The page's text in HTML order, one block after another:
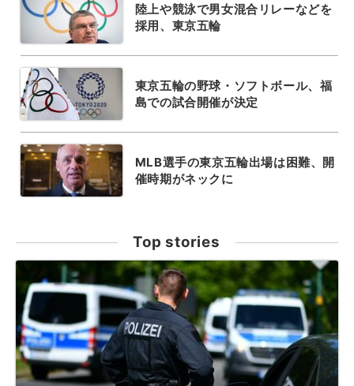
陸上や競泳で男女混合リレーなどを
採用、東京五輪
東京五輪の野球・ソフトボール、福
島での試合開催が決定
MLB選手の東京五輪出場は困難、開
催時期がネックに
Top stories